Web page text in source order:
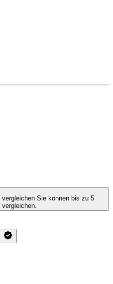
Sie können bis zu 5
vergleichen.